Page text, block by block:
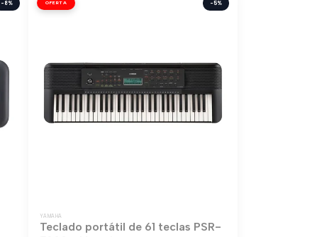
-8% OFERTA -5%
YAMAHA
Teclado portátil de 61 teclas PSR-